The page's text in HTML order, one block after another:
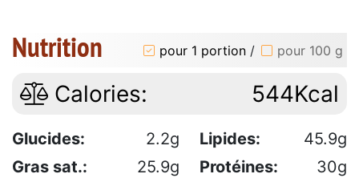
Nutrition pour 1 portion / pour 100 g
Calories: 544Kcal
Glucides: 2.2g Lipides:
45.9g
Gras sat.:
25.9g Protéines:
30g